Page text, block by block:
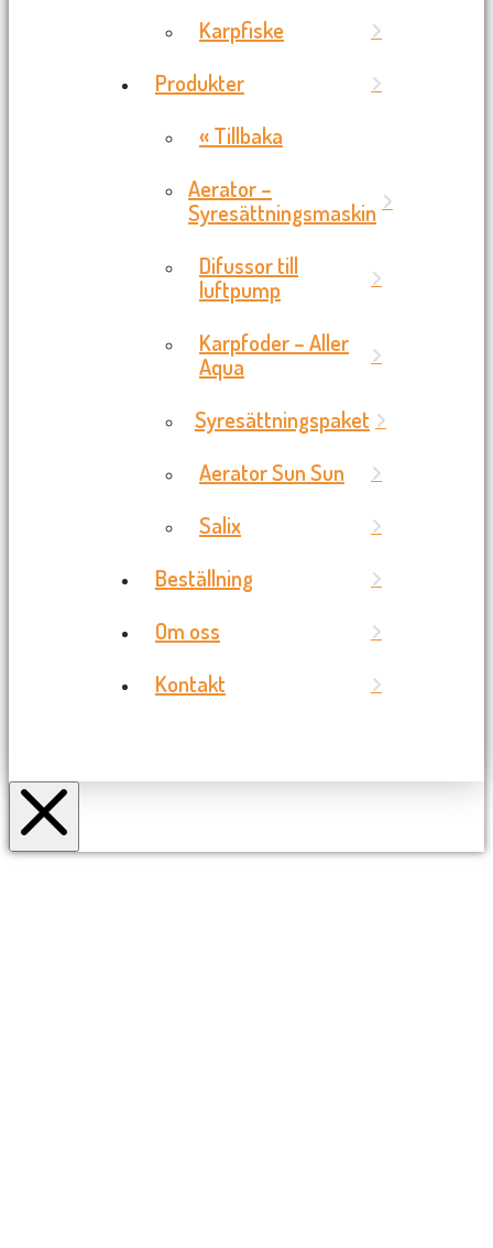
Karpfiske
Produkter
« Tillbaka
Aerator –
Syresättningsmaskin
Difussor till
luftpump
Karpfoder – Aller
Aqua
Syresättningspaket
Aerator Sun Sun
Salix
Beställning
Om oss
Kontakt